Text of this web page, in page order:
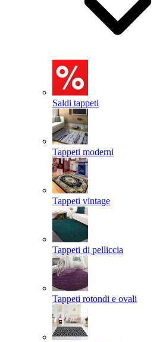
Saldi tappeti
Tappeti moderni
Tappeti vintage
Tappeti di pelliccia
Tappeti rotondi e ovali